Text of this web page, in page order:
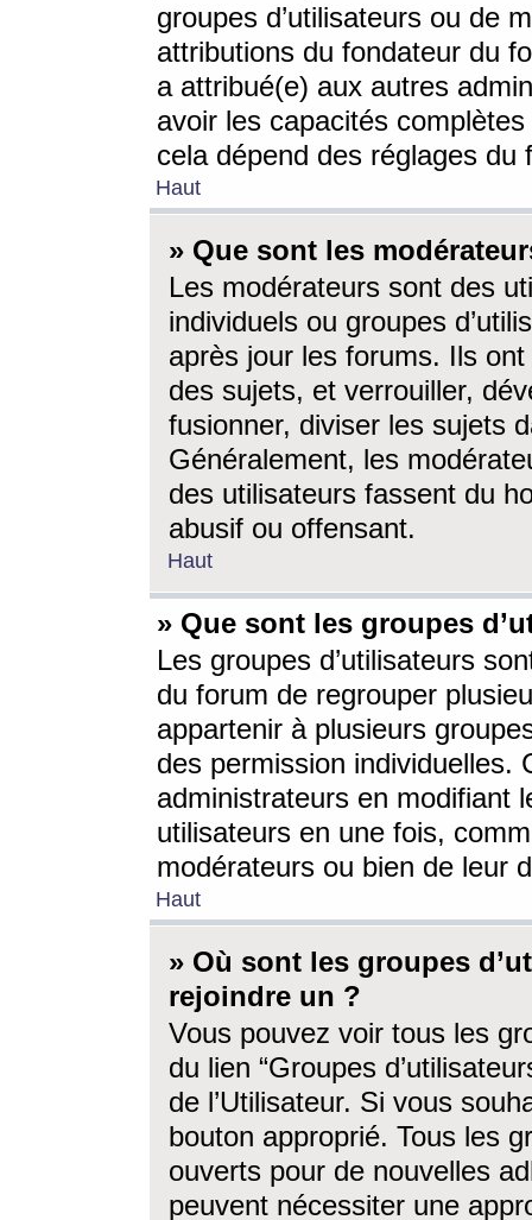
groupes d’utilisateurs ou de
attributions du fondateur du
a attribué(e) aux autres
avoir les capacités
cela dépend des réglages du
Haut
» Que sont les
Les modérateurs sont des
individuels ou groupes
après jour les forums. Ils ont
des sujets, et verrouiller,
fusionner, diviser les sujets
Généralement, les
des utilisateurs fassent du
abusif ou offensant.
Haut
» Que sont les groupes
Les groupes d’utilisateurs
du forum de regrouper
appartenir à plusieurs
des permission individuelles.
administrateurs en modifiant
utilisateurs en une fois,
modérateurs ou bien de leur
Haut
» Où sont les groupes
rejoindre un ?
Vous pouvez voir tous les
du lien “Groupes
de l’Utilisateur. Si vous
bouton approprié. Tous les
ouverts pour de nouvelles
peuvent nécessiter une